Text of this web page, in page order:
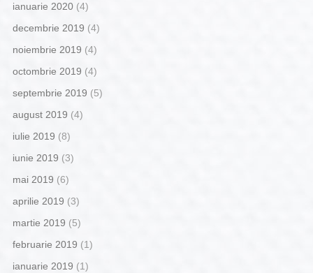
ianuarie 2020(4)
decembrie 2019 (4)
noiembrie 2019 (4)
octombrie 2019 (4)
septembrie 2019 (5)
august 2019 (4)
iulie 2019 (8)
iunie 2019 (3)
mai 2019 (6)
aprilie 2019 (3)
martie 2019 (5)
februarie 2019 (1)
ianuarie 2019 (1)